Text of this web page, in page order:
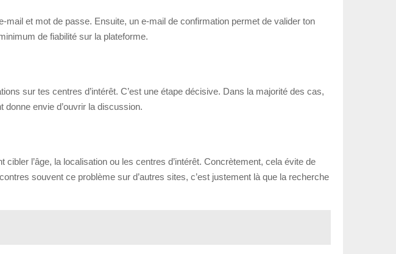
et mot de passe. Ensuite, un e-mail de confirmation permet de valider ton
de fiabilité sur la plateforme.
sur tes centres d’intérêt. C’est une étape décisive. Dans la majorité des cas,
donne envie d’ouvrir la discussion.
l’âge, la localisation ou les centres d’intérêt. Concrètement, cela évite de
souvent ce problème sur d’autres sites, c’est justement là que la recherche